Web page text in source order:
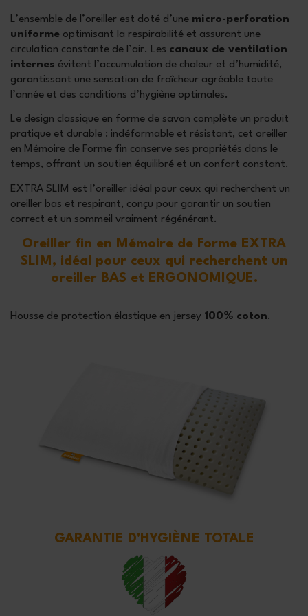
L’ensemble de l’oreiller est doté d’une micro-perforation
uniforme optimisant la respirabilité et assurant une
circulation constante de l’air. Les canaux de ventilation
internes évitent l’accumulation de chaleur et d’humidité,
garantissant une sensation de fraîcheur agréable toute
l’année et des conditions d’hygiène optimales.
Le design classique en forme de savon complète un produit
pratique et durable : indéformable et résistant, cet oreiller
en Mémoire de Forme fin conserve ses propriétés dans le
temps, offrant un soutien équilibré et un confort constant.
EXTRA SLIM est l’oreiller idéal pour ceux qui recherchent un
oreiller bas et respirant, conçu pour garantir un soutien
correct et un sommeil vraiment régénérant.
Oreiller fin en Mémoire de Forme EXTRA
SLIM, idéal pour ceux qui recherchent un
oreiller BAS et ERGONOMIQUE.
Housse de protection élastique en jersey 100% coton.
GARANTIE D'HYGIÈNE TOTALE